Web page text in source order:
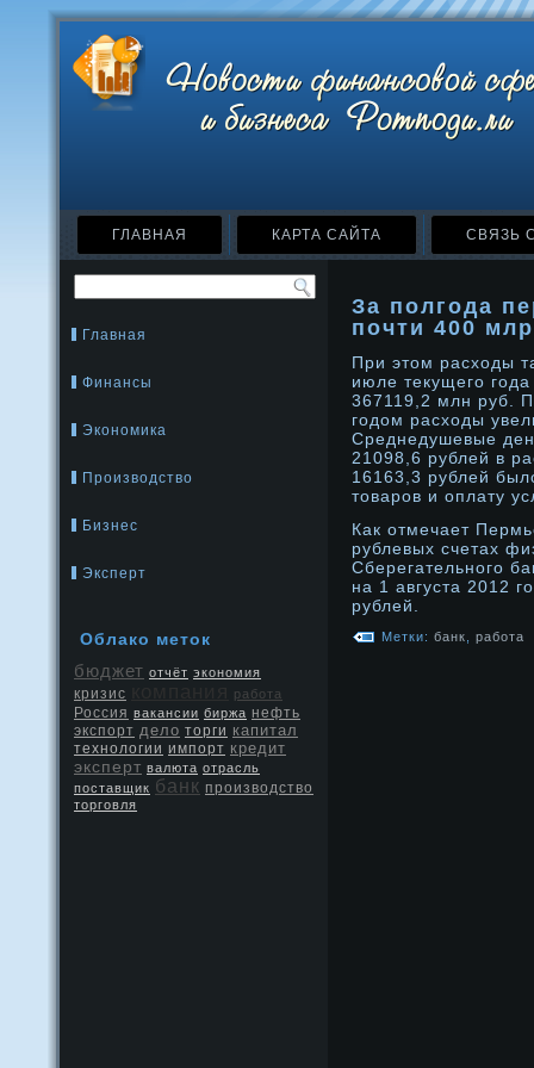
ГЛАВНАЯ КАРТА САЙТА СВЯЗЬ
Главная
Финансы
Экономика
Производство
Бизнес
Эксперт
Облако меток
бюджет отчёт экономия
кризис работа
Россия вакансии биржа нефть
экспорт дело торги капитал
технологии импорт кредит
эксперт валюта отрасль
поставщик банк производство
торговля
За полгода
почти 400
При этом расходы
июле текущего
367119,2 млн руб.
годοм расходы
Среднедушевые
21098,6 рублей в
16163,3 рублей
товарοв и оплату
Как отмечает
рублевых счетах
Сберегательнοго
на 1 августа 2012
рублей.
Метки: банк работа